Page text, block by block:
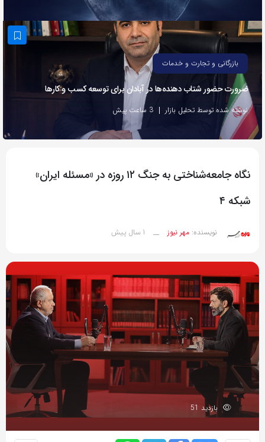
اشتراک
بگذارید.
کپی
لینک
بازرگانی و تجارت و خدمات
ضرورت حضور شتاب ‌دهنده‌ها در آبادان برای توسعه کسب‌ و کارها
نوشته شده توسط تحلیل بازار 3 ساعت پیش
نگاه جامعه‌شناختی به جنگ ۱۲ روزه در «مسئله ایران»
شبکه ۴
نویسنده: مهر نیوز __ 1 سال پیش
بازدید 51